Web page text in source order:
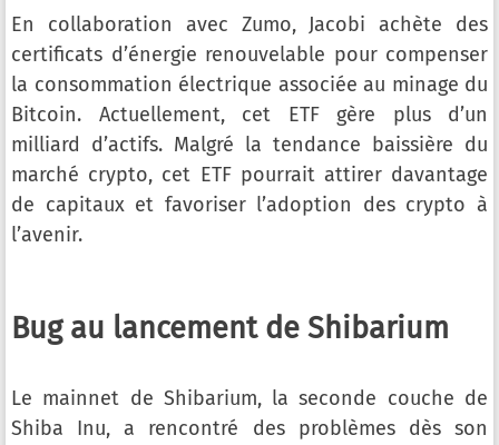
En collaboration avec Zumo, Jacobi achète des
certificats d’énergie renouvelable pour compenser
la consommation électrique associée au minage du
Bitcoin. Actuellement, cet ETF gère plus d’un
milliard d’actifs. Malgré la tendance baissière du
marché crypto, cet ETF pourrait attirer davantage
de capitaux et favoriser l’adoption des crypto à
l’avenir.
Bug au lancement de Shibarium
Le mainnet de Shibarium, la seconde couche de
Shiba Inu, a rencontré des problèmes dès son